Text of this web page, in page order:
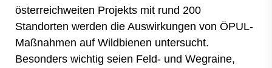
österreichweiten Projekts mit rund 200
Standorten werden die Auswirkungen von ÖPUL-
Maßnahmen auf Wildbienen untersucht.
Besonders wichtig seien Feld- und Wegraine,